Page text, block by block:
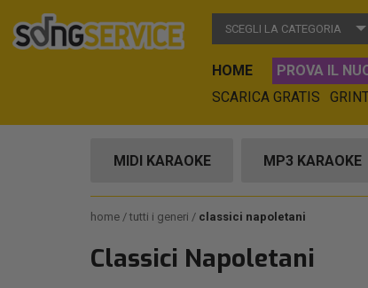
SCEGLI LA CATEGORIA
HOME PROVA IL
SCARICA GRATIS
MIDI KARAOKE MP3 KARAOKE
home tutti i generi classici napoletani
Classici Napoletani